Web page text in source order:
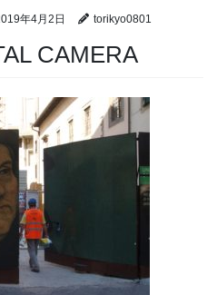
年4月2日 torikyo0801
CAMERA